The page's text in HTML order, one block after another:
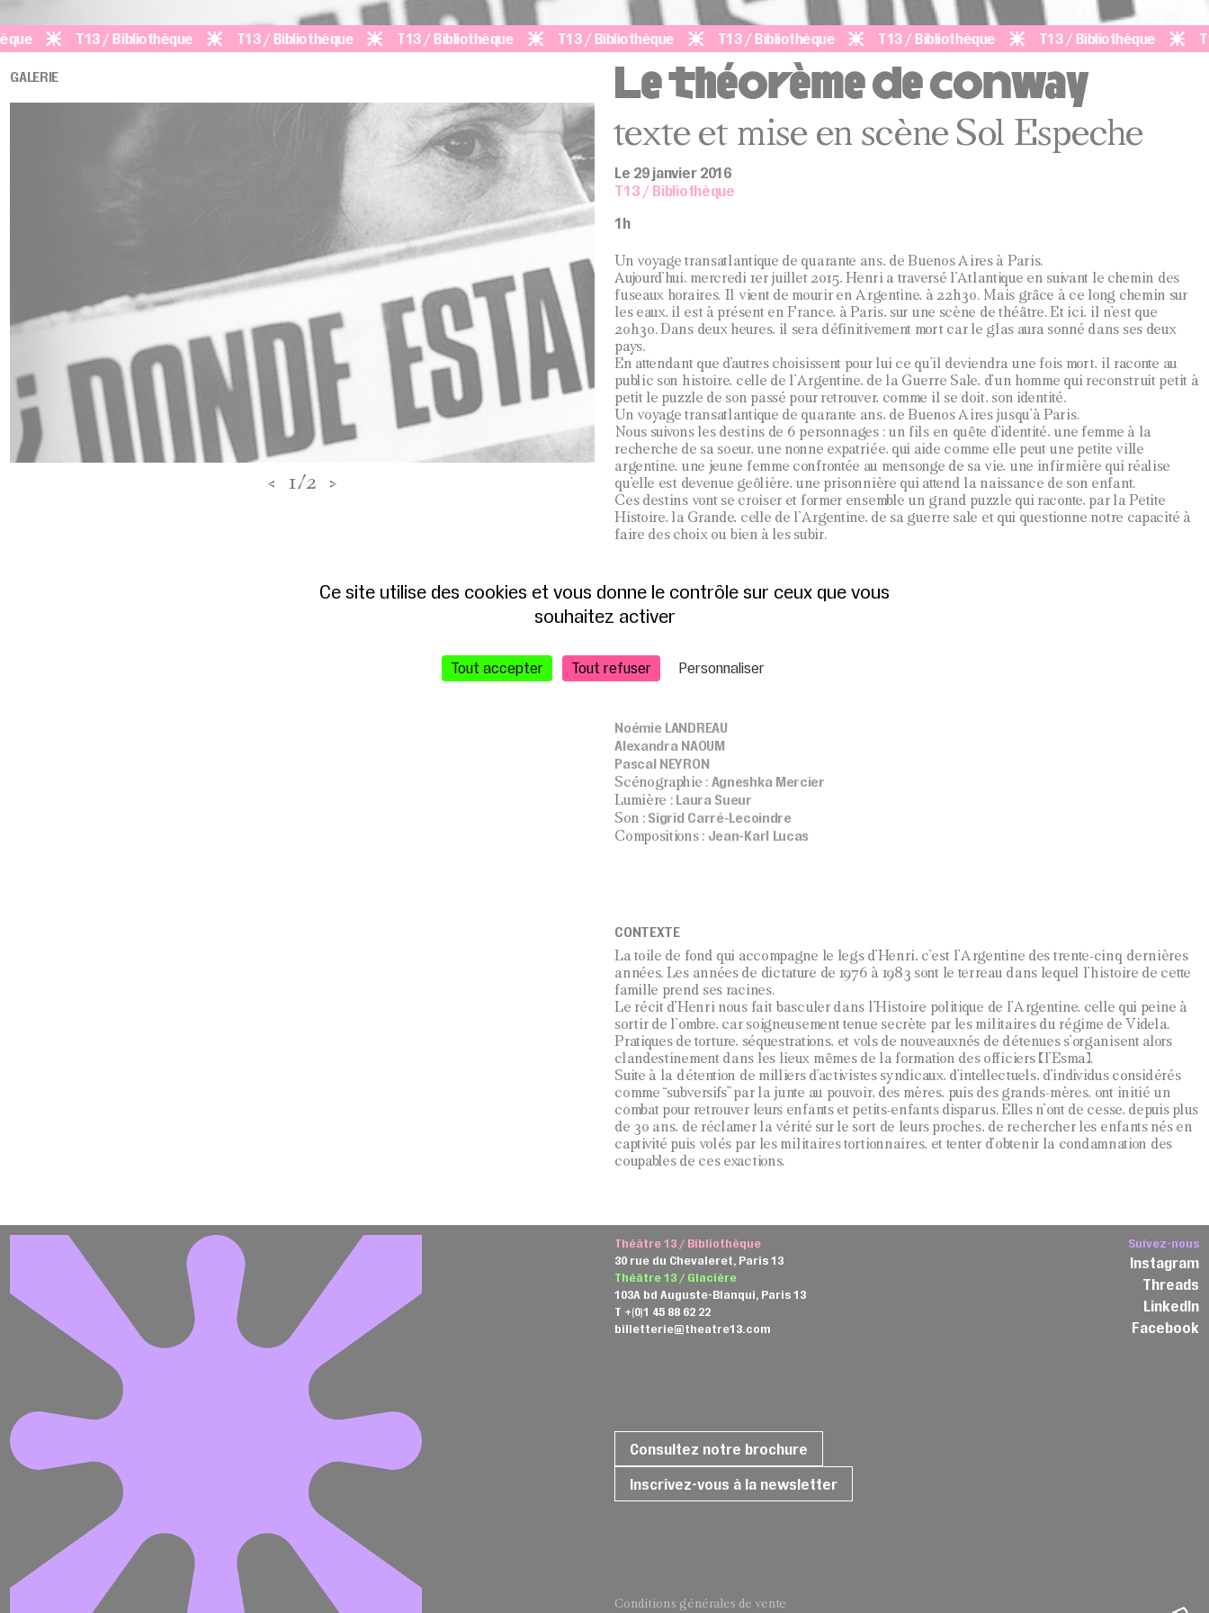
T13 / Bibliothèque T13 / Bibliothèque T13 / Bibliothèque T13 / Bibliothèque T13 / Bibliothèque T13 / Bibliothèque T13 / Bibliothèque T13 /
Le théorème de conway
texte et mise en scène Sol Espeche
Le 29 janvier 2016
T13 / Bibliothèque
1h
Un voyage transatlantique de quarante ans, de Buenos Aires à Paris.
Aujourd’hui, mercredi 1er juillet 2015, Henri a traversé l’Atlantique en suivant le chemin des
fuseaux horaires. Il vient de mourir en Argentine, à 22h30. Mais grâce à ce long chemin sur
les eaux, il est à présent en France, à Paris, sur une scène de théâtre. Et ici, il n’est que
20h30. Dans deux heures, il sera définitivement mort car le glas aura sonné dans ses deux
pays.
En attendant que d’autres choisissent pour lui ce qu’il deviendra une fois mort, il raconte au
public son histoire, celle de l’Argentine, de la Guerre Sale, d’un homme qui reconstruit petit à
petit le puzzle de son passé pour retrouver, comme il se doit, son identité.
Un voyage transatlantique de quarante ans, de Buenos Aires jusqu’à Paris.
Nous suivons les destins de 6 personnages : un fils en quête d’identité, une femme à la
recherche de sa soeur, une nonne expatriée, qui aide comme elle peut une petite ville
argentine, une jeune femme confrontée au mensonge de sa vie, une infirmière qui réalise
qu’elle est devenue geôlière, une prisonnière qui attend la naissance de son enfant.
Ces destins vont se croiser et former ensemble un grand puzzle qui raconte, par la Petite
Histoire, la Grande, celle de l’Argentine, de sa guerre sale et qui questionne notre capacité à
faire des choix ou bien à les subir.
LE THÉORÈME DE CONWAY
épopée d’un mort en sursis
Avec :
Gaëlle BOURGEOIS
Noémie LANDREAU
Alexandra NAOUM
Pascal NEYRON
Scénographie : Agneshka Mercier
Lumière : Laura Sueur
Son : Sigrid Carré-Lecoindre
Compositions : Jean-Karl Lucas
CONTEXTE
La toile de fond qui accompagne le legs d’Henri, c’est l’Argentine des trente-cinq dernières
années. Les années de dictature de 1976 à 1983 sont le terreau dans lequel l’histoire de cette
famille prend ses racines.
Le récit d’Henri nous fait basculer dans l’Histoire politique de l’Argentine, celle qui peine à
sortir de l’ombre, car soigneusement tenue secrète par les militaires du régime de Videla.
Pratiques de torture, séquestrations, et vols de nouveauxnés de détenues s’organisent alors
clandestinement dans les lieux mêmes de la formation des officiers (l’Esma).
Suite à la détention de milliers d’activistes syndicaux, d’intellectuels, d’individus considérés
comme “subversifs” par la junte au pouvoir, des mères, puis des grands-mères, ont initié un
combat pour retrouver leurs enfants et petits-enfants disparus. Elles n’ont de cesse, depuis plus
de 30 ans, de réclamer la vérité sur le sort de leurs proches, de rechercher les enfants nés en
captivité puis volés par les militaires tortionnaires, et tenter d’obtenir la condamnation des
coupables de ces exactions.
GALERIE
< 1/2 >
Théâtre 13 / Bibliothèque
30 rue du Chevaleret, Paris 13
Théâtre 13 / Glacière
103A bd Auguste-Blanqui, Paris 13
T +(0)1 45 88 62 22
billetterie@theatre13.com
Consultez notre brochure
Inscrivez-vous à la newsletter
Conditions générales de vente
Suivez-nous
Instagram
Threads
LinkedIn
Facebook
Ce site utilise des cookies et vous donne le contrôle sur ceux que vous
souhaitez activer
Tout accepter Tout refuser Personnaliser